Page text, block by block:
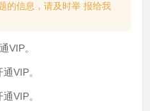
的信息，请及时举 报给我
VIP。
VIP。
VIP。